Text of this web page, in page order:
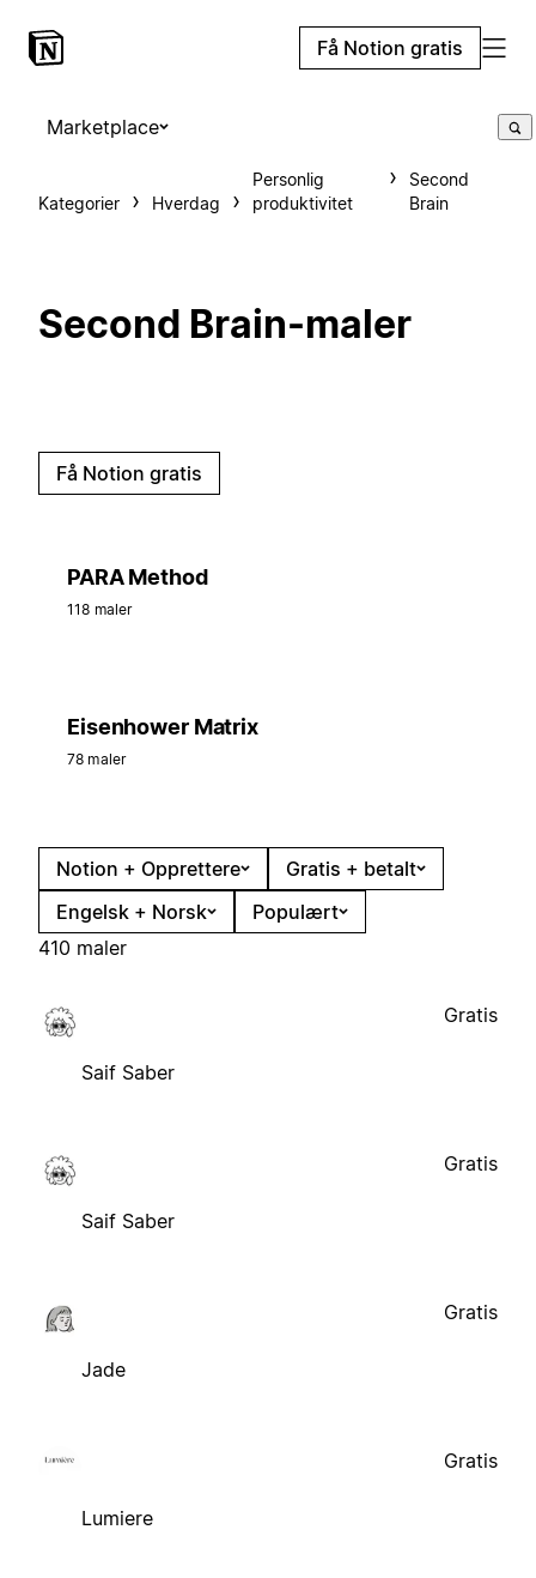
Få Notion gratis
Marketplace
Kategorier Hverdag
Personlig
produktivitet
Second
Brain
Second Brain-maler
Få Notion gratis
PARA Method
118 maler
Eisenhower Matrix
78 maler
Notion + Opprettere
Gratis + betalt
Engelsk + Norsk
Populært
410 maler
Saif Saber
Gratis
Saif Saber
Gratis
Jade
Gratis
Lumiere
Gratis